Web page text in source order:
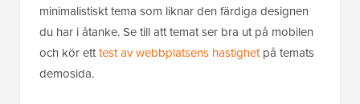
minimalistiskt tema som liknar den färdiga designen
du har i åtanke. Se till att temat ser bra ut på mobilen
och kör etttest av webbplatsens hastighetpå temats
demosida.